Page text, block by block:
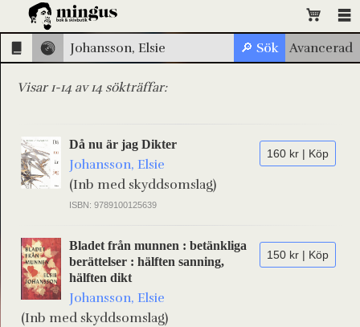
Visar 1-14 av 14 sökträffar:
160 kr | Köp
Då nu är jag Dikter
Johansson, Elsie
(Inb med skyddsomslag)
ISBN: 9789100125639
150 kr | Köp
Bladet från munnen : betänkliga
berättelser : hälften sanning,
hälften dikt
Johansson, Elsie
(Inb med skyddsomslag)